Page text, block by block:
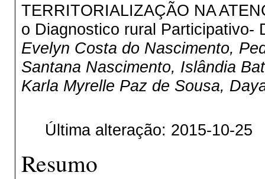
TERRITORIALIZAÇÃO NA
o Diagnostico rural Participativo-
Evelyn Costa do Nascimento,
Santana Nascimento, Islândia
Karla Myrelle Paz de Sousa,
Última alteração: 2015-10-25
Resumo